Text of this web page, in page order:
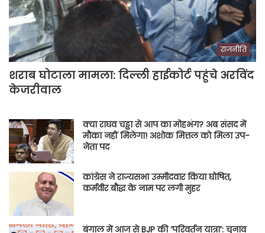
राजनीति
शराब घोटाला मामला: दिल्ली हाईकोर्ट पहुंचे अरविंद
केजरीवाल
क्या राघव चड्ढा से आप का मोहभंग? अब संसद में
मौका नहीं मिलेगा! अशोक मित्तल को मिला उप-
नेता पद
कांग्रेस ने राज्यसभा उम्मीदवार किया घोषित,
कर्मवीर बौद्ध के नाम पर लगी मुहर
बंगाल में आज से BJP की ‘परिवर्तन यात्रा’: चुनाव